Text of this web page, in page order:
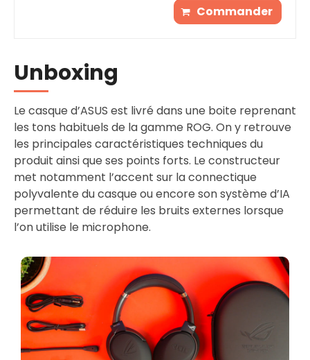
Commander
Unboxing
Le casque d’ASUS est livré dans une boite reprenant
les tons habituels de la gamme ROG. On y retrouve
les principales caractéristiques techniques du
produit ainsi que ses points forts. Le constructeur
met notamment l’accent sur la connectique
polyvalente du casque ou encore son système d’IA
permettant de réduire les bruits externes lorsque
l’on utilise le microphone.